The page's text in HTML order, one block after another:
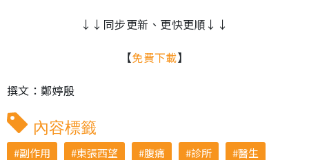
↓↓ 同步更新、更快更順 ↓↓
【免費下載】
撰文：鄭婷殷
內容標籤
副作用 東張西望 腹痛 診所 醫生